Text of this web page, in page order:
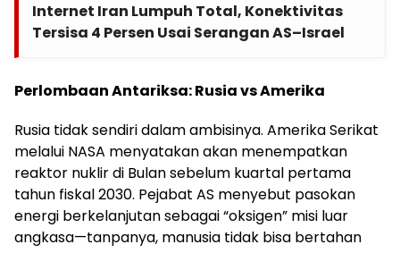
Internet Iran Lumpuh Total, Konektivitas
Tersisa 4 Persen Usai Serangan AS–Israel
Perlombaan Antariksa: Rusia vs Amerika
Rusia tidak sendiri dalam ambisinya. Amerika Serikat
melalui NASA menyatakan akan menempatkan
reaktor nuklir di Bulan sebelum kuartal pertama
tahun fiskal 2030. Pejabat AS menyebut pasokan
energi berkelanjutan sebagai “oksigen” misi luar
angkasa—tanpanya, manusia tidak bisa bertahan